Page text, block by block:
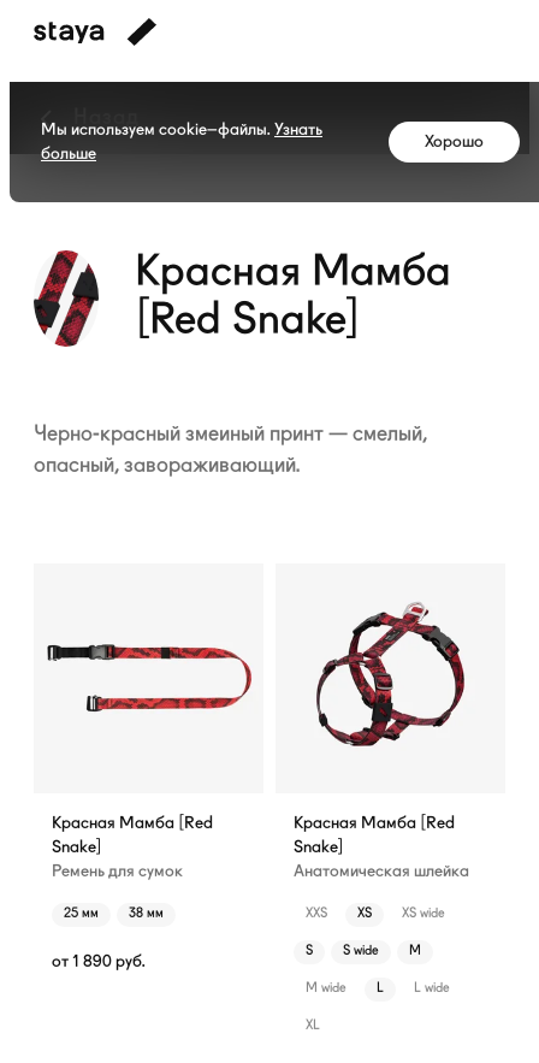
Коллекция
Красная
[Red
Snake] Красная Мамба
[Red Snake]
Черно-красный змеиный принт — смелый,
опасный, завораживающий.
Красная Мамба [Red
Snake]
Ремень для сумок
25 мм 38 мм
от 1 890 руб.
Красная Мамба [Red
Snake]
Анатомическая шлейка
XXS XS XS wide
S S wide M
M wide L L wide
XL
Мы используем cookie–файлы. Узнать
больше
Хорошо